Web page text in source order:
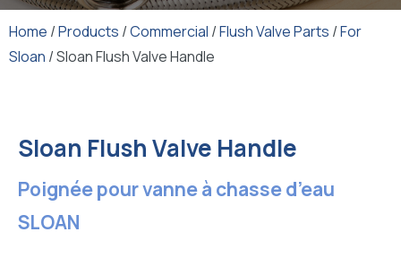
Home /Products /Commercial /Flush Valve Parts /For
Sloan / Sloan Flush Valve Handle
Sloan Flush Valve Handle
Poignée pour vanne à chasse d’eau
SLOAN